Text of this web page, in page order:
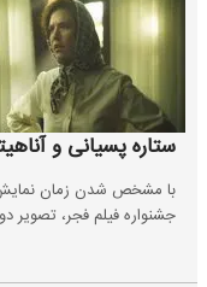
ستاره پسیانی و
با مشخص شدن زمان نمایش
جشنواره فیلم فجر، تصویر